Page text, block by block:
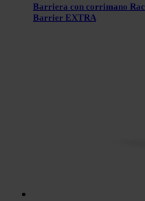
Barriera con corrimano
Barrier EXTRA